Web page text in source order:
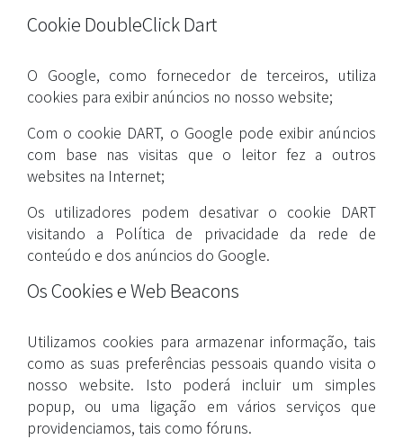
Cookie DoubleClick Dart
O Google, como fornecedor de terceiros, utiliza
cookies para exibir anúncios no nosso website;
Com o cookie DART, o Google pode exibir anúncios
com base nas visitas que o leitor fez a outros
websites na Internet;
Os utilizadores podem desativar o cookie DART
visitando a Política de privacidade da rede de
conteúdo e dos anúncios do Google.
Os Cookies e Web Beacons
Utilizamos cookies para armazenar informação, tais
como as suas preferências pessoais quando visita o
nosso website. Isto poderá incluir um simples
popup, ou uma ligação em vários serviços que
providenciamos, tais como fóruns.